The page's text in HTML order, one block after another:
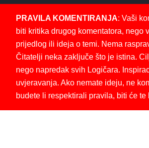
PRAVILA KOMENTIRANJA: Vaši
biti kritika drugog komentatora, nego
prijedlog ili ideja o temi. Nema
Čitatelji neka zaključe što je istina.
nego napredak svih Logičara.
uvjeravanja. Ako nemate ideju, ne
budete li respektirali pravila, biti će te